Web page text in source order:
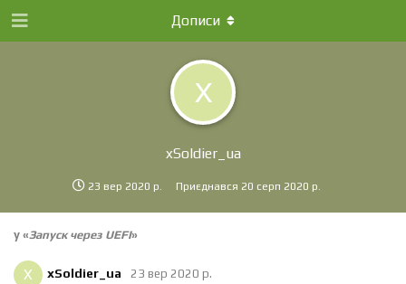
X
xSoldier_ua
23 вер 2020 р. Приєднався 20 серп 2020 р.
Дописи
у «Запуск через UEFI»
X xSoldier_ua 23 вер 2020 р.